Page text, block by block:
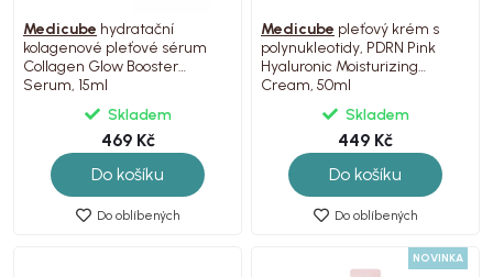
Medicube hydratační
kolagenové pleťové sérum
Collagen Glow Booster
Serum, 15ml
Skladem
469 Kč
Do košíku
Do oblíbených
Medicube pleťový krém s
polynukleotidy, PDRN Pink
Hyaluronic Moisturizing
Cream, 50ml
Skladem
449 Kč
Do košíku
Do oblíbených
NOVINKA